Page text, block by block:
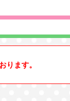
ります。